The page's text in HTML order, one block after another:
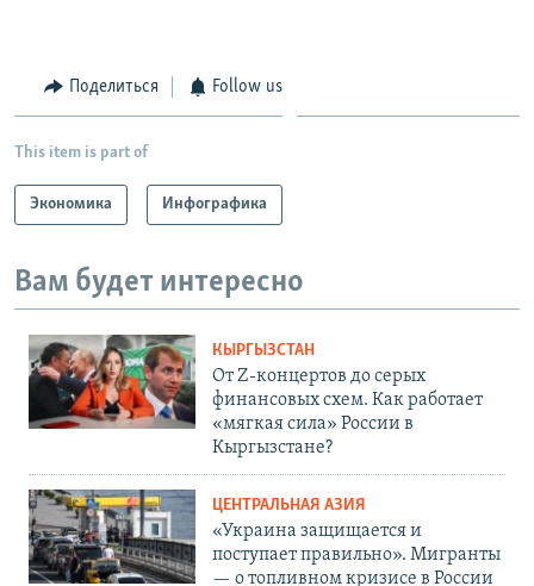
Поделиться Follow us
This item is part of
Экономика Инфографика
Вам будет интересно
КЫРГЫЗСТАН
От Z-концертов до серых
финансовых схем. Как работает
«мягкая сила» России в
Кыргызстане?
ЦЕНТРАЛЬНАЯ АЗИЯ
«Украина защищается и
поступает правильно». Мигранты
— о топливном кризисе в России